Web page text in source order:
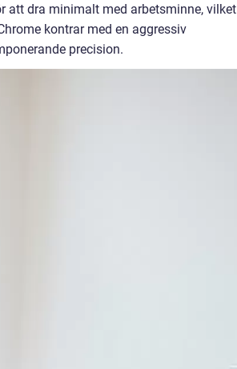
att dra minimalt med arbetsminne, vilket
kontrar med en aggressiv
precision.